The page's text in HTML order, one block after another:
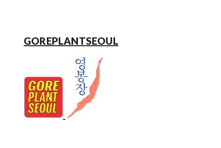
GOREPLANTSEOUL